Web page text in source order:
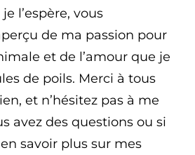
l’espère, vous
de ma passion pour
et de l’amour que je
de poils. Merci à tous
et n’hésitez pas à me
avez des questions ou si
savoir plus sur mes